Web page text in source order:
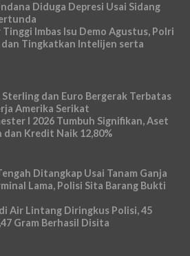
Diduga Depresi Usai Sidang
Imbas Isu Demo Agustus, Polri
dan Tingkatkan Intelijen serta
dan Euro Bergerak Terbatas
Amerika Serikat
I 2026 Tumbuh Signifikan, Aset
dan Kredit Naik 12,80%
Ditangkap Usai Tanam Ganja
Lama, Polisi Sita Barang Bukti
Air Lintang Diringkus Polisi, 45
Gram Berhasil Disita